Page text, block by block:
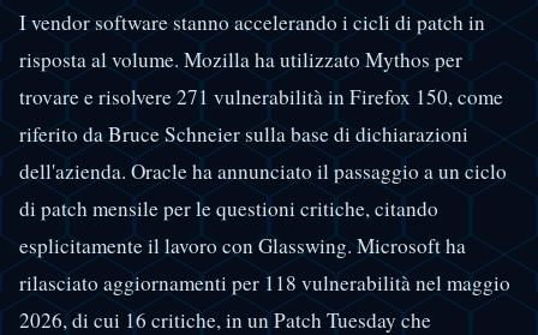
I vendor software stanno accelerando i cicli di patch in
risposta al volume. Mozilla ha utilizzato Mythos per
trovare e risolvere 271 vulnerabilità in Firefox 150, come
riferito da Bruce Schneier sulla base di dichiarazioni
dell'azienda. Oracle ha annunciato il passaggio a un ciclo
di patch mensile per le questioni critiche, citando
esplicitamente il lavoro con Glasswing. Microsoft ha
rilasciato aggiornamenti per 118 vulnerabilità nel maggio
2026, di cui 16 critiche, in un Patch Tuesday che